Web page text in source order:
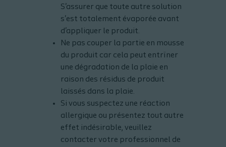
S'assurer que toute autre solution
s'est totalement évaporée avant
d'appliquer le produit.
Ne pas couper la partie en mousse
du produit car cela peut entrïner
une dégradation de la plaie en
raison des résidus de produit
laissés dans la plaie.
Si vous suspectez une réaction
allergique ou présentez tout autre
effet indésirable, veuillez
contacter votre professionnel de